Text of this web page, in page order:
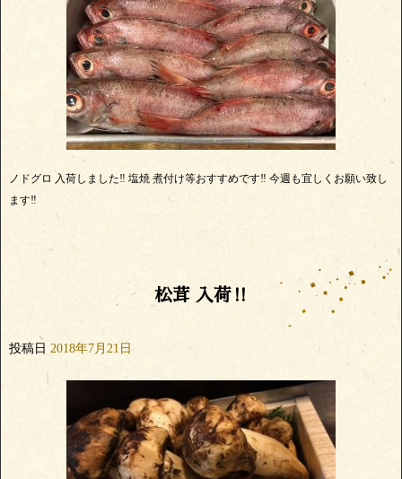
ノドグロ 入荷しました‼️ 塩焼 煮付け等おすすめです‼️ 今週も宜しくお願い致し
ます‼️
松茸 入荷‼️
投稿日 2018年7月21日